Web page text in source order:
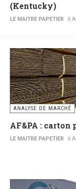
(Kentucky)
LE MAITRE PAPETIER 6
ANALYSE DE MARCHÉ
AF&PA :
LE MAITRE PAPETIER 6